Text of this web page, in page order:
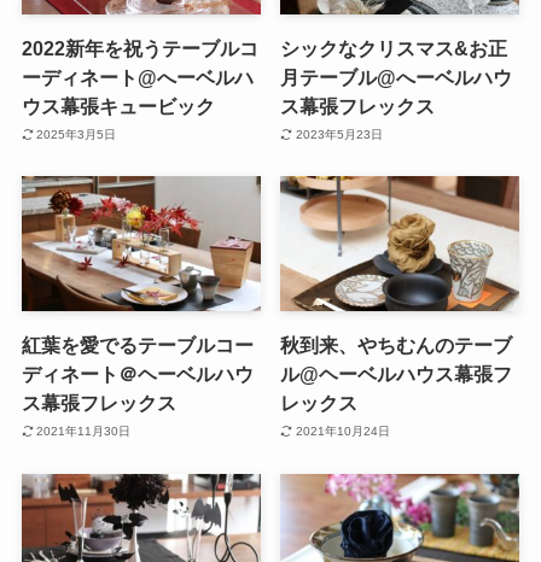
2022新年を祝うテーブルコ
ーディネート@へーベルハ
ウス幕張キュービック
2025年3月5日
シックなクリスマス&お正
月テーブル@へーベルハウ
ス幕張フレックス
2023年5月23日
紅葉を愛でるテーブルコー
ディネート＠ヘーベルハウ
ス幕張フレックス
2021年11月30日
秋到来、やちむんのテーブ
ル@ヘーベルハウス幕張フ
レックス
2021年10月24日